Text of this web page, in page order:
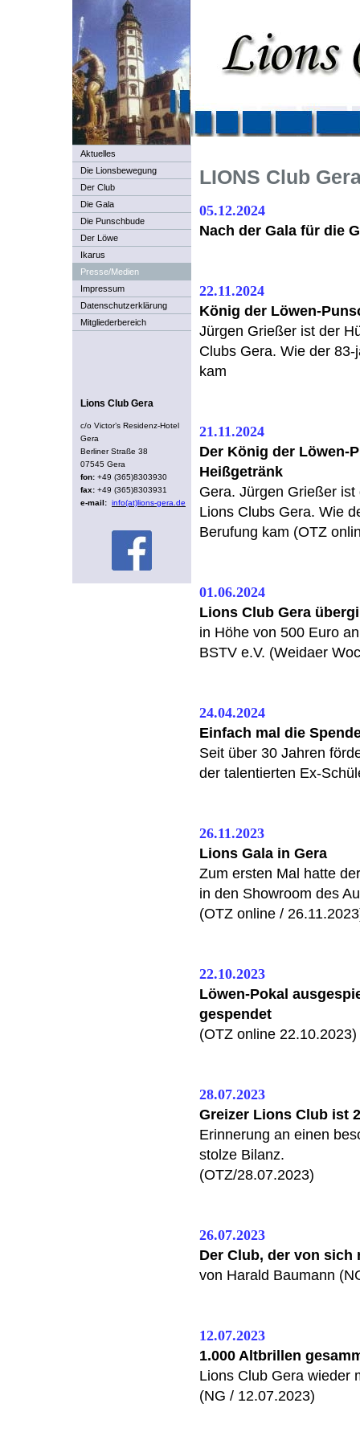
Aktuelles
Die Lionsbewegung
Der Club
Die Gala
Die Punschbude
Der Löwe
Ikarus
Presse/Medien
Impressum
Datenschutzerklärung
Mitgliederbereich
Lions Club Gera
c/o Victor’s Residenz-Hotel
Gera
Berliner Straße 38
07545 Gera
fon: +49 (365)8303930
fax: +49 (365)8303931
e-mail: info(at)lions-gera.de
LIONS Club
05.12.2024
Nach der Gala für die
22.11.2024
König der Löwen-
Jürgen Grießer ist der
Clubs Gera. Wie der
kam
21.11.2024
Der König der Löwen-
Heißgetränk
Gera. Jürgen Grießer
Lions Clubs Gera. Wie
Berufung kam (OTZ
01.06.2024
Lions Club Gera
in Höhe von 500 Euro
BSTV e.V. (Weidaer
24.04.2024
Einfach mal die
Seit über 30 Jahren
der talentierten Ex-
26.11.2023
Lions Gala in Gera
Zum ersten Mal hatte
in den Showroom des
(OTZ online /
22.10.2023
Löwen-Pokal
gespendet
(OTZ online 22.10.2023)
28.07.2023
Greizer Lions Club ist
Erinnerung an einen
stolze Bilanz.
(OTZ/28.07.2023)
26.07.2023
Der Club, der von sich
von Harald Baumann
12.07.2023
1.000 Altbrillen
Lions Club Gera wieder
(NG / 12.07.2023)